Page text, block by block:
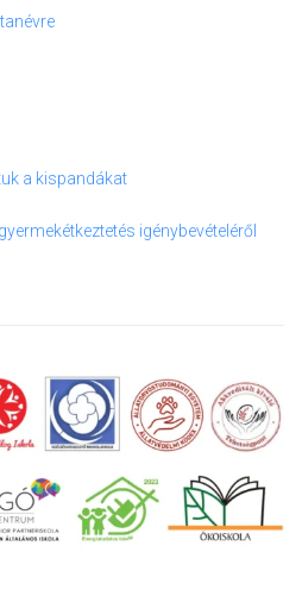
a kispandákat
igénybevételéről